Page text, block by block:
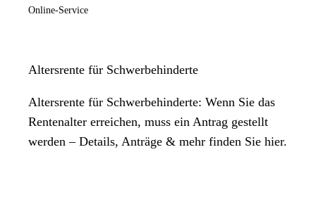
Online-Service
Altersrente für Schwerbehinderte
Altersrente für Schwerbehinderte: Wenn Sie das
Rentenalter erreichen, muss ein Antrag gestellt
werden – Details, Anträge & mehr finden Sie hier.